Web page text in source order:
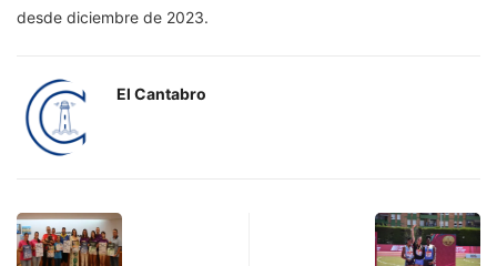
desde diciembre de 2023.
El Cantabro